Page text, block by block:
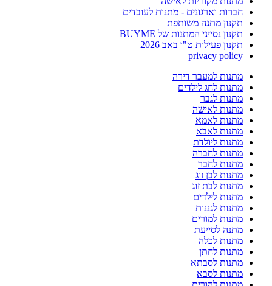
חברות וארגונים - מתנות לעובדים
תקנון מתנה משותפת
תקנון נסייני המתנות של BUYME
תקנון פעילות ט"ו באב 2026
privacy policy
מתנות למעבר דירה
מתנות לחג לילדים
מתנות לגבר
מתנות לאישה
מתנות לאמא
מתנות לאבא
מתנות ליולדת
מתנות לחברה
מתנות לחבר
מתנות לבן זוג
מתנות לבת זוג
מתנות לילדים
מתנות לגננות
מתנות למורים
מתנה לסייעת
מתנות לכלה
מתנות לחתן
מתנות לסבתא
מתנות לסבא